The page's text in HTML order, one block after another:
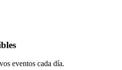
eventos cada día.